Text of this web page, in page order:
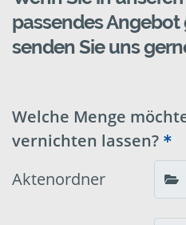
passendes
senden Sie uns
Welche Menge
vernichten lassen?
Aktenordner